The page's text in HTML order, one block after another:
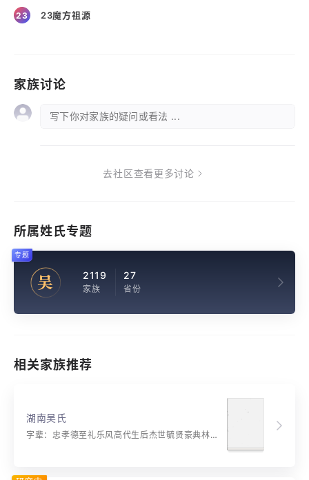
23 23魔方祖源
家族讨论
写下你对家族的疑问或看法 ...
去社区查看更多讨论
所属姓氏专题
吴 2119
家族
27
省份
专题
相关家族推荐
湖南吴氏
字辈：忠孝德至礼乐风高代生后杰世毓贤豪典林学富科榜名标道宗文孔治宪唐尧观光上国佐政